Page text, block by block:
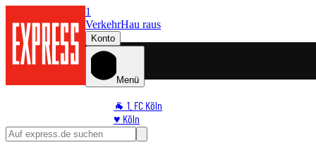
1
VerkehrHau raus
Konto
Menü
🐐 1. FC Köln
♥️ Köln
⭐ Promi